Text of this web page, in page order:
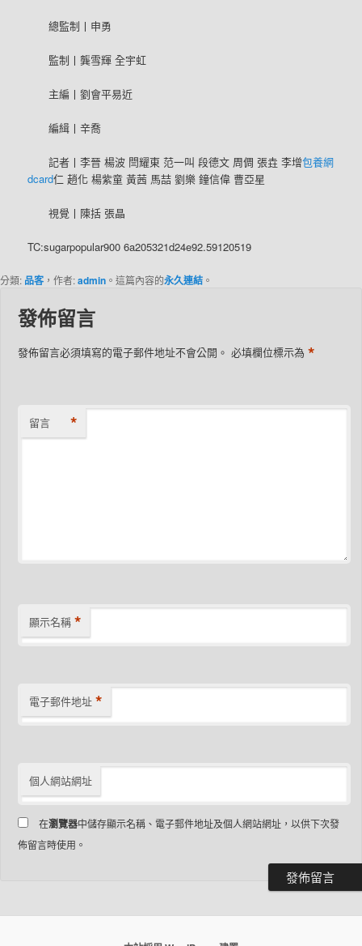
總監制丨申勇
監制丨龔雪輝 全宇虹
主編丨劉會平易近
編緝丨辛喬
記者丨李晉 楊波 閆耀東 范一叫 段德文 周倜 張垚 李增包養網
dcard仁 趙化 楊紫童 黃茜 馬喆 劉樂 鐘信偉 曹亞星
視覺丨陳括 張晶
TC:sugarpopular900 6a205321d24e92.59120519
分類: 品客 ，作者:admin 。這篇內容的永久連結 。
發佈留言
發佈留言必須填寫的電子郵件地址不會公開。 必填欄位標示為*
留言 *
顯示名稱 *
電子郵件地址 *
個人網站網址
在瀏覽器中儲存顯示名稱、電子郵件地址及個人網站網址，以供下次發
佈留言時使用。